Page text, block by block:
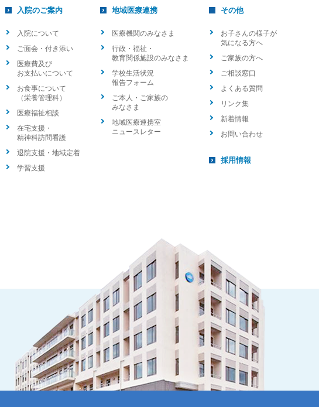
入院のご案内
入院について
ご面会・付き添い
医療費及び
お支払いについて
お食事について
（栄養管理科）
医療福祉相談
在宅支援・
精神科訪問看護
退院支援・地域定着
学習支援
地域医療連携
医療機関のみなさま
行政・福祉・
教育関係施設のみなさま
学校生活状況
報告フォーム
ご本人・ご家族の
みなさま
地域医療連携室
ニュースレター
その他
お子さんの様子が
気になる方へ
ご家族の方へ
ご相談窓口
よくある質問
リンク集
新着情報
お問い合わせ
採用情報